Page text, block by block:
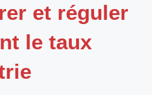
et réguler
le taux